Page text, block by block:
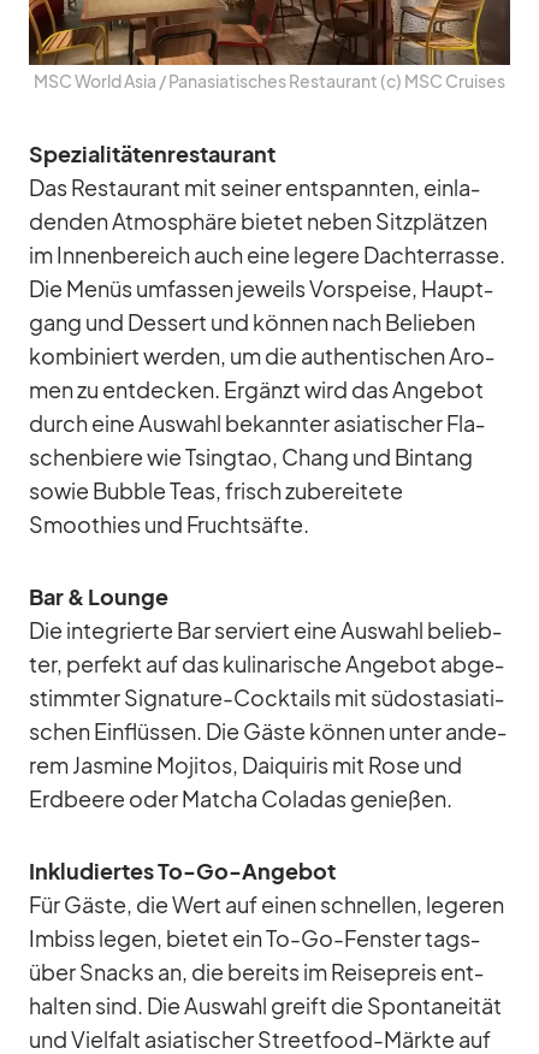
MSC World Asia /​ Pa­n­asia­ti­sches Re­stau­rant (c) MSC Crui­ses
Spe­zia­li­tä­ten­re­stau­rant
Das Re­stau­rant mit sei­ner ent­spann­ten, ein­la­
den­den At­mo­sphäre bie­tet ne­ben Sitz­plät­zen
im In­nen­be­reich auch eine le­gere Dach­ter­rasse.
Die Me­nüs um­fas­sen je­weils Vor­speise, Haupt­
gang und Des­sert und kön­nen nach Be­lie­ben
kom­bi­niert wer­den, um die au­then­ti­schen Aro­
men zu ent­de­cken. Er­gänzt wird das An­ge­bot
durch eine Aus­wahl be­kann­ter asia­ti­scher Fla­
schen­biere wie Tsingtao, Chang und Bin­tang
so­wie Bubble Teas, frisch zu­be­rei­tete
Smoothies und Frucht­säfte.
Bar & Lounge
Die in­te­grierte Bar ser­viert eine Aus­wahl be­lieb­
ter, per­fekt auf das ku­li­na­ri­sche An­ge­bot ab­ge­
stimm­ter Si­gna­ture-Cock­tails mit süd­ost­asia­ti­
schen Ein­flüs­sen. Die Gäste kön­nen un­ter an­de­
rem Jas­mine Mo­ji­tos, Dai­qui­ris mit Rose und
Erd­beere oder Matcha Co­la­das ge­nie­ßen.
In­klu­dier­tes To-Go-An­ge­bot
Für Gäste, die Wert auf ei­nen schnel­len, le­ge­ren
Im­biss le­gen, bie­tet ein To-Go-Fens­ter tags­
über Snacks an, die be­reits im Rei­se­preis ent­
hal­ten sind. Die Aus­wahl greift die Spon­ta­nei­tät
und Viel­falt asia­ti­scher Street­food-Märkte auf